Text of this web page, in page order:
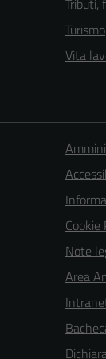
Tributi,
Turismo
Vita
Cookie
Note
Area